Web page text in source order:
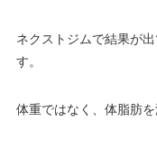
ネクストジムで結果が
す。
体重ではなく、体脂肪